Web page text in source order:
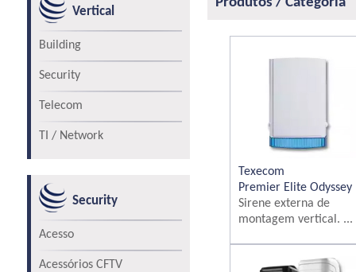
Vertical
Building
Security
Telecom
TI / Network
Security
Acesso
Acessórios CFTV
Texecom
Premier Elite Odyssey
Sirene externa de
montagem vertical. ...